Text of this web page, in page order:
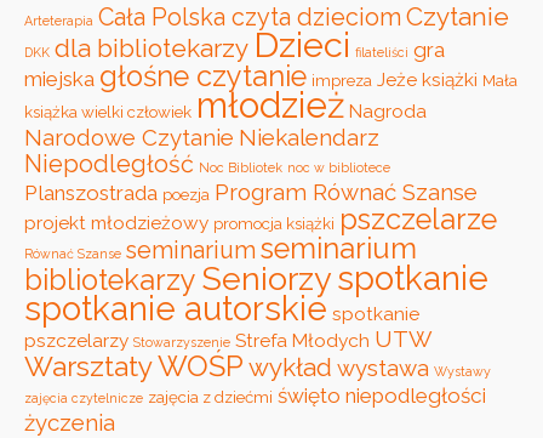
Arteterapia Cała Polska czyta dzieciom Czytanie
DKK dla bibliotekarzy Dzieci filateliści gra
miejska głośne czytanie impreza Jeże książki Mała
książka wielki człowiek młodzież Nagroda
Narodowe Czytanie Niekalendarz
Niepodległość Noc Bibliotek noc w bibliotece
Planszostrada poezja Program Równać Szanse
projekt młodzieżowy promocja książki pszczelarze
Równać Szanse seminarium seminarium
bibliotekarzy Seniorzyspotkanie
spotkanie autorskie spotkanie
pszczelarzy Stowarzyszenie Strefa Młodych UTW
WarsztatyWOŚP wykład wystawa Wystawy
zajęcia czytelnicze zajęcia z dziećmi święto niepodległości
życzenia